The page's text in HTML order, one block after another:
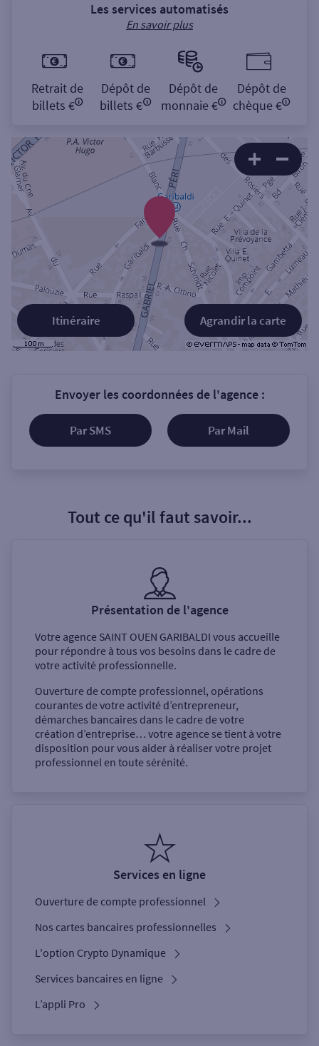
Les services automatisés
En savoir plus
Retrait de
billets €
Dépôt de
billets €
Dépôt de
monnaie €
Dépôt de
chèque €
Agrandir la carte
Itinéraire
Envoyer les coordonnées de l'agence :
Par SMS Par Mail
Tout ce qu'il faut savoir...
Présentation de l'agence
Votre agence SAINT OUEN GARIBALDI vous accueille
pour répondre à tous vos besoins dans le cadre de
votre activité professionnelle.
Ouverture de compte professionnel, opérations
courantes de votre activité d’entrepreneur,
démarches bancaires dans le cadre de votre
création d’entreprise… votre agence se tient à votre
disposition pour vous aider à réaliser votre projet
professionnel en toute sérénité.
Services en ligne
Ouverture de compte professionnel
Nos cartes bancaires professionnelles
L'option Crypto Dynamique
Services bancaires en ligne
L’appli Pro